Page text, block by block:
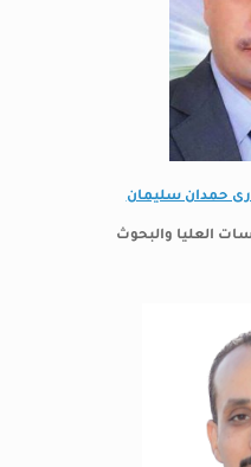
حمدان سليمان
العليا والبحوث